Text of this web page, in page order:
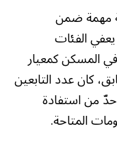
مهمة ضمن
الفئات
المسكن كمعيار
كان عدد التابعين
من استفادة
المتاحة.